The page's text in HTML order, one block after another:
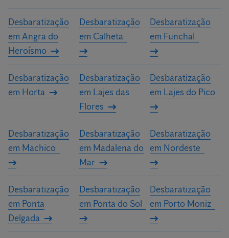
os nossos especialistas irão elaborar um orçamento
personalizado para a sua casa ou a sua empresa.
Desbaratização
em Angra do
Heroísmo
Desbaratização
em Calheta
Desbaratização
em Funchal
Desbaratização
em Horta
Desbaratização
em Lajes das
Flores
Desbaratização
em Lajes do Pico
Desbaratização
em Machico
Desbaratização
em Madalena do
Mar
Desbaratização
em Nordeste
Desbaratização
em Ponta
Delgada
Desbaratização
em Ponta do Sol
Desbaratização
em Porto Moniz